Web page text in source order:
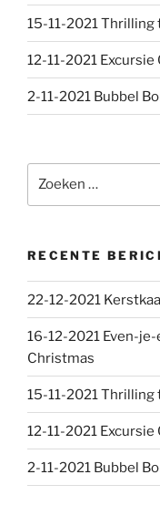
15-11-2021 Thrilling
12-11-2021
2-11-2021 Bubbel
naar:
RECENTE
22-12-2021
16-12-2021 Even-
Christmas
15-11-2021 Thrilling
12-11-2021
2-11-2021 Bubbel